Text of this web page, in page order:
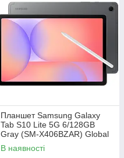
Планшет Samsung Galaxy
Tab S10 Lite 5G 6/128GB
Gray (SM-X406BZAR) Global
version
В наявності